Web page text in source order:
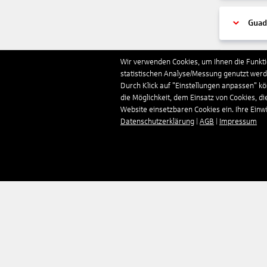
Wir verwenden Cookies, um Ihnen die
statistischen Analyse/Messung genutzt
Durch Klick auf "Einstellungen anpassen"
die Möglichkeit, dem Einsatz von Cookies,
Website einsetzbaren Cookies ein. Ihre
Datenschutzerklärung
AGB Impressum